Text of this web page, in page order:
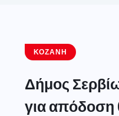
ΚΟΖΆΝΗ
Δήμος
για απόδοση